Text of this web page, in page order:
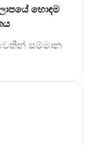
හොඳම
වෙතින් සම්මාන